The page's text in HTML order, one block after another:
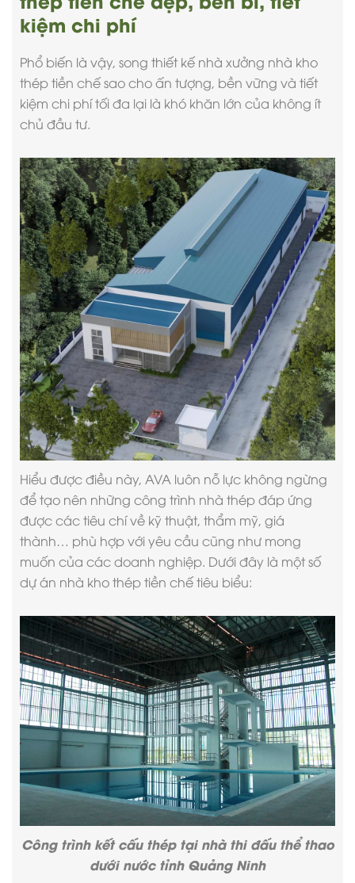
kiệm chi phí
Phổ biến là vậy, song thiết kế nhà xưởng nhà kho
thép tiền chế sao cho ấn tượng, bền vững và tiết
kiệm chi phí tối đa lại là khó khăn lớn của không ít
chủ đầu tư.
Hiểu được điều này, AVA luôn nỗ lực không ngừng
để tạo nên những công trình nhà thép đáp ứng
được các tiêu chí về kỹ thuật, thẩm mỹ, giá
thành… phù hợp với yêu cầu cũng như mong
muốn của các doanh nghiệp. Dưới đây là một số
dự án nhà kho thép tiền chế tiêu biểu:
Công trình kết cấu thép tại nhà thi đấu thể thao
dưới nước tỉnh Quảng Ninh